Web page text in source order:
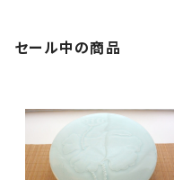
セール中の商品